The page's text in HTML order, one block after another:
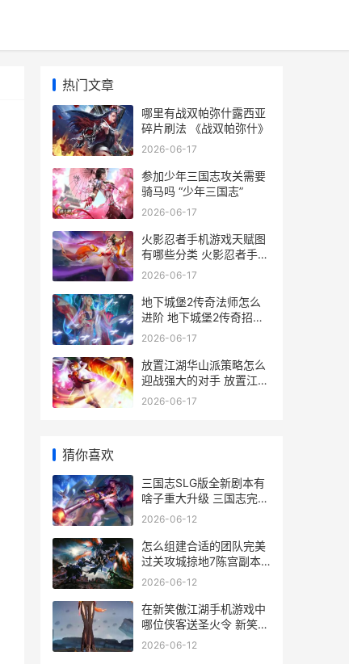
热门文章
哪里有战双帕弥什露西亚
碎片刷法 《战双帕弥什》
2026-06-17
参加少年三国志攻关需要
骑马吗 “少年三国志”
2026-06-17
火影忍者手机游戏天赋图
有哪些分类 火影忍者手机
游戏
2026-06-17
地下城堡2传奇法师怎么
进阶 地下城堡2传奇招募
券ss概率多少
2026-06-17
放置江湖华山派策略怎么
迎战强大的对手 放置江湖
华山派技能前置
2026-06-17
猜你喜欢
三国志SLG版全新剧本有
啥子重大升级 三国志完全
汉化版
2026-06-12
怎么组建合适的团队完美
过关攻城掠地7陈宫副本
如何组建一个较好的创业
2026-06-12
在新笑傲江湖手机游戏中
哪位侠客送圣火令 新笑傲
江湖手游攻略大全
2026-06-12